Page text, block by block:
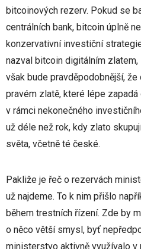
bitcoinových rezerv. Pokud se
centrálních bank, bitcoin úplně
konzervativní investiční
nazval bitcoin digitálním
však bude pravděpodobnější,
pravém zlatě, které lépe
v rámci nekonečného
už déle než rok, kdy zlato
světa, včetně té české.
Pakliže je řeč o rezervách
už najdeme. To k nim přišlo
během trestních řízení. Zde by
o něco větší smysl, byť
ministerstvo aktivně využívalo v